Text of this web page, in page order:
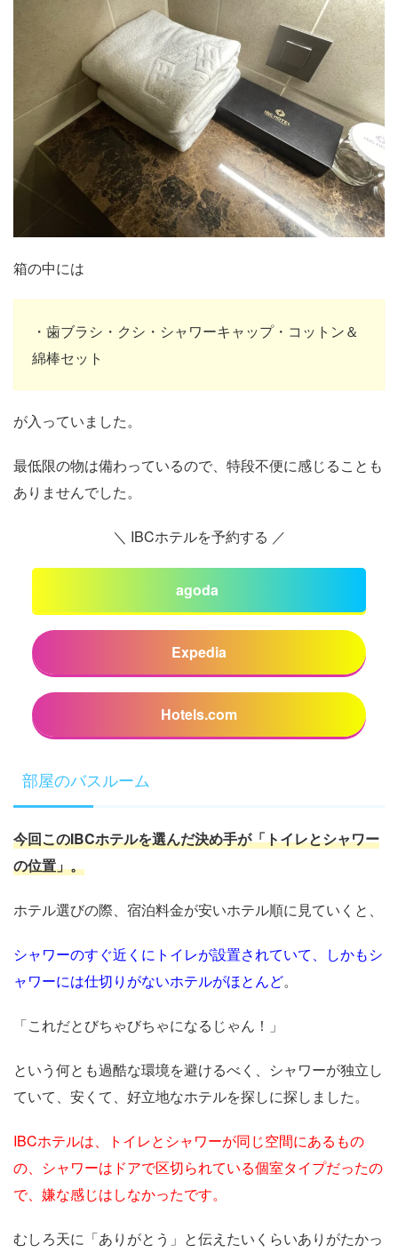
箱の中には
・歯ブラシ・クシ・シャワーキャップ・コットン＆
綿棒セット
が入っていました。
最低限の物は備わっているので、特段不便に感じることも
ありませんでした。
＼ IBCホテルを予約する ／
agoda
Expedia
Hotels.com
部屋のバスルーム
今回このIBCホテルを選んだ決め手が「トイレとシャワー
の位置」。
ホテル選びの際、宿泊料金が安いホテル順に見ていくと、
シャワーのすぐ近くにトイレが設置されていて、しかもシ
ャワーには仕切りがないホテルがほとんど。
「これだとびちゃびちゃになるじゃん！」
という何とも過酷な環境を避けるべく、シャワーが独立し
ていて、安くて、好立地なホテルを探しに探しました。
IBCホテルは、トイレとシャワーが同じ空間にあるもの
の、シャワーはドアで区切られている個室タイプだったの
で、嫌な感じはしなかったです。
むしろ天に「ありがとう」と伝えたいくらいありがたかっ